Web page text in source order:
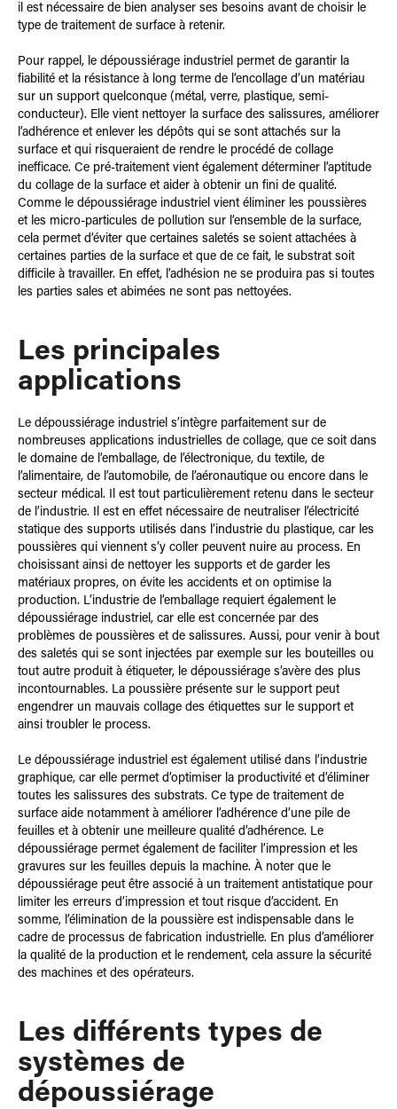
il est nécessaire de bien analyser ses besoins avant de choisir le
type de traitement de surface à retenir.
Pour rappel, le dépoussiérage industriel permet de garantir la
fiabilité et la résistance à long terme de l’encollage d’un matériau
sur un support quelconque (métal, verre, plastique, semi-
conducteur). Elle vient nettoyer la surface des salissures, améliorer
l’adhérence et enlever les dépôts qui se sont attachés sur la
surface et qui risqueraient de rendre le procédé de collage
inefficace. Ce pré-traitement vient également déterminer l’aptitude
du collage de la surface et aider à obtenir un fini de qualité.
Comme le dépoussiérage industriel vient éliminer les poussières
et les micro-particules de pollution sur l’ensemble de la surface,
cela permet d’éviter que certaines saletés se soient attachées à
certaines parties de la surface et que de ce fait, le substrat soit
difficile à travailler. En effet, l’adhésion ne se produira pas si toutes
les parties sales et abimées ne sont pas nettoyées.
Les principales
applications
Le dépoussiérage industriel s’intègre parfaitement sur de
nombreuses applications industrielles de collage, que ce soit dans
le domaine de l’emballage, de l’électronique, du textile, de
l’alimentaire, de l’automobile, de l’aéronautique ou encore dans le
secteur médical. Il est tout particulièrement retenu dans le secteur
de l’industrie. Il est en effet nécessaire de neutraliser l’électricité
statique des supports utilisés dans l’industrie du plastique, car les
poussières qui viennent s’y coller peuvent nuire au process. En
choisissant ainsi de nettoyer les supports et de garder les
matériaux propres, on évite les accidents et on optimise la
production. L’industrie de l’emballage requiert également le
dépoussiérage industriel, car elle est concernée par des
problèmes de poussières et de salissures. Aussi, pour venir à bout
des saletés qui se sont injectées par exemple sur les bouteilles ou
tout autre produit à étiqueter, le dépoussiérage s’avère des plus
incontournables. La poussière présente sur le support peut
engendrer un mauvais collage des étiquettes sur le support et
ainsi troubler le process.
Le dépoussiérage industriel est également utilisé dans l’industrie
graphique, car elle permet d’optimiser la productivité et d’éliminer
toutes les salissures des substrats. Ce type de traitement de
surface aide notamment à améliorer l’adhérence d’une pile de
feuilles et à obtenir une meilleure qualité d’adhérence. Le
dépoussiérage permet également de faciliter l’impression et les
gravures sur les feuilles depuis la machine. À noter que le
dépoussiérage peut être associé à un traitement antistatique pour
limiter les erreurs d’impression et tout risque d’accident. En
somme, l’élimination de la poussière est indispensable dans le
cadre de processus de fabrication industrielle. En plus d’améliorer
la qualité de la production et le rendement, cela assure la sécurité
des machines et des opérateurs.
Les différents types de
systèmes de
dépoussiérage